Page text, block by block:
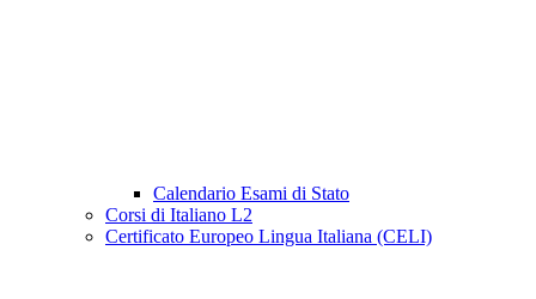
Calendario Esami di Stato
Corsi di Italiano L2
Certificato Europeo Lingua Italiana (CELI)